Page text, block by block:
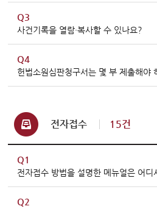
Q3
사건기록을 열람·복사할 수 있나요?
Q4
헌법소원심판청구서는 몇 부 제출해야
전자접수 15건
Q1
전자접수 방법을 설명한 메뉴얼은 어디
Q2